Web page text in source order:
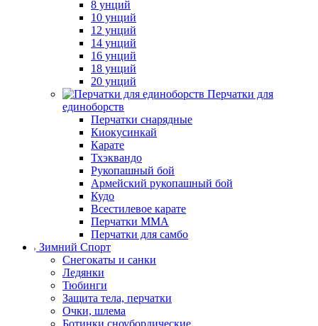
8 унций
10 унций
12 унций
14 унций
16 унций
18 унций
20 унций
Перчатки для
единоборств
Перчатки снарядные
Киокусинкай
Карате
Тхэквандо
Рукопашный бой
Армейский рукопашный бой
Кудо
Всестилевое карате
Перчатки MMA
Перчатки для самбо
Зимний Спорт
Снегокаты и санки
Ледянки
Тюбинги
Защита тела, перчатки
Очки, шлема
Ботинки сноубордические